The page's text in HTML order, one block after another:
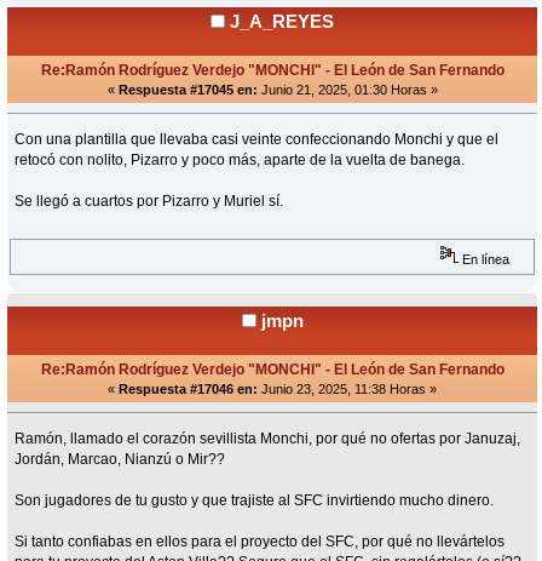
J_A_REYES
Re:Ramón Rodríguez Verdejo "MONCHI" - El León de San Fernando
« Respuesta #17045 en: Junio 21, 2025, 01:30 Horas »
Con una plantilla que llevaba casi veinte confeccionando Monchi y que el
retocó con nolito, Pizarro y poco más, aparte de la vuelta de banega.
Se llegó a cuartos por Pizarro y Muriel sí.
En línea
jmpn
Re:Ramón Rodríguez Verdejo "MONCHI" - El León de San Fernando
« Respuesta #17046 en: Junio 23, 2025, 11:38 Horas »
Ramón, llamado el corazón sevillista Monchi, por qué no ofertas por Januzaj,
Jordán, Marcao, Nianzú o Mir??
Son jugadores de tu gusto y que trajiste al SFC invirtiendo mucho dinero.
Si tanto confiabas en ellos para el proyecto del SFC, por qué no llevártelos